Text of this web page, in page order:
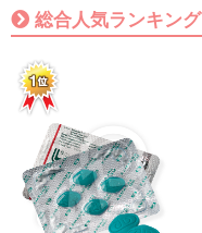
総合人気ランキング